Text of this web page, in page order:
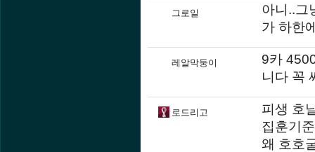
그로일
아니..그
가 하한
레알막둥이
9카
니다 꼭
로드리고
피생 호
집훈기
왜 호호